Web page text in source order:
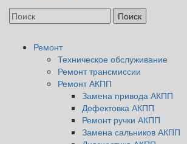
Ремонт
Техническое обслуживание
Ремонт трансмиссии
Ремонт АКПП
Замена привода АКПП
Дефектовка АКПП
Ремонт ручки АКПП
Замена сальников АКПП